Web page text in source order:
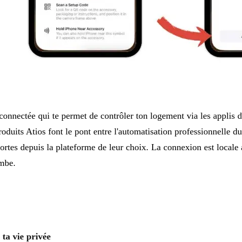
qui te permet de contrôler ton logement via les applis
Atios font le pont entre l'automatisation professionnelle
depuis la plateforme de leur choix. La connexion est
ta vie privée